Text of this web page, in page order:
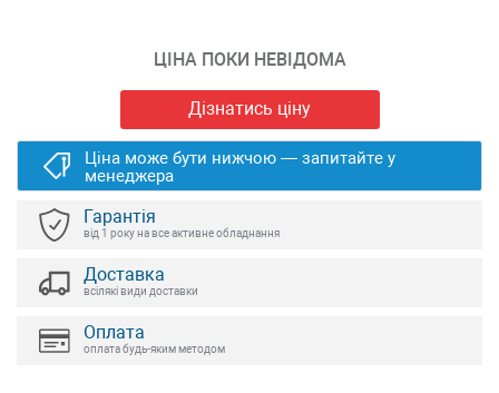
ЦІНА ПОКИ НЕВІДОМА
Дізнатись ціну
Ціна може бути нижчою — запитайте у
менеджера
Гарантія
від 1 року на все активне обладнання
Доставка
всілякі види доставки
Оплата
оплата будь-яким методом